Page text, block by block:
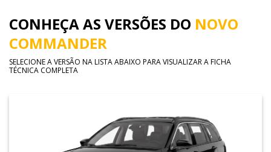
CONHEÇA AS VERSÕES DO NOVO
COMMANDER
SELECIONE A VERSÃO NA LISTA ABAIXO PARA VISUALIZAR A FICHA
TÉCNICA COMPLETA